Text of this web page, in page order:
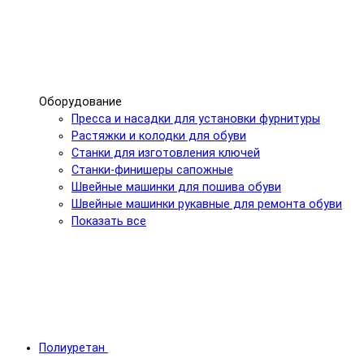
Оборудование
Пресса и насадки для установки фурнитуры
Растяжки и колодки для обуви
Станки для изготовления ключей
Станки-финишеры сапожные
Швейные машинки для пошива обуви
Швейные машинки рукавные для ремонта обуви
Показать все
Полиуретан